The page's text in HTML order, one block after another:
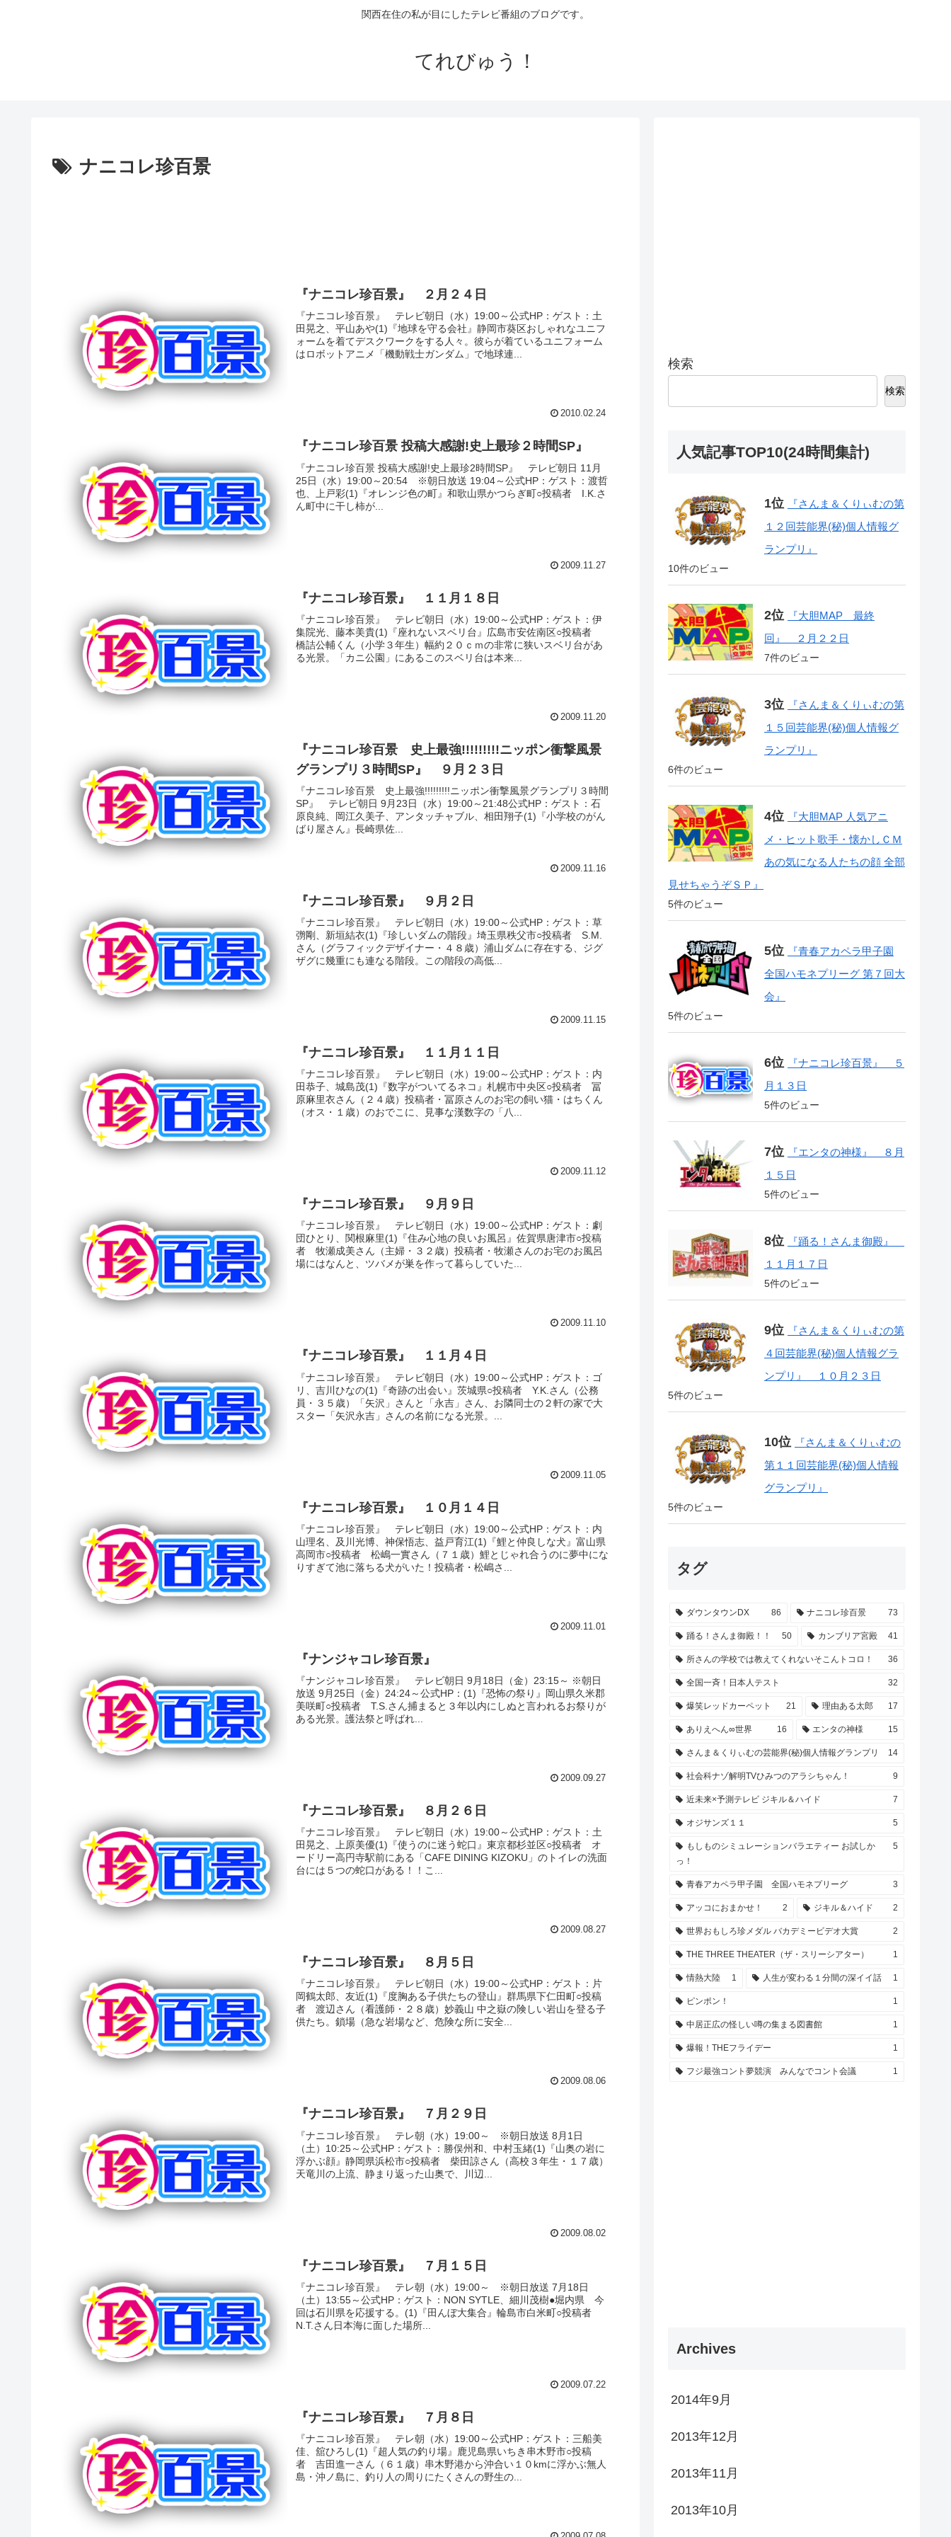
関西在住の私が目にしたテレビ番組のブログです。
てれびゅう！
ナニコレ珍百景
『ナニコレ珍百景』 ２月２４日
『ナニコレ珍百景』 テレビ朝日（水）19:00～公式HP：ゲスト：土
田晃之、平山あや(1)『地球を守る会社』静岡市葵区おしゃれなユニフ
ォームを着てデスクワークをする人々。彼らが着ているユニフォーム
はロボットアニメ「機動戦士ガンダム」で地球連...
2010.02.24
『ナニコレ珍百景 投稿大感謝!史上最珍２時間SP』
『ナニコレ珍百景 投稿大感謝!史上最珍2時間SP』 テレビ朝日 11月
25日（水）19:00～20:54 ※朝日放送 19:04～公式HP：ゲスト：渡哲
也、上戸彩(1)『オレンジ色の町』和歌山県かつらぎ町○投稿者 I.K.さ
ん町中に干し柿が...
2009.11.27
『ナニコレ珍百景』 １１月１８日
『ナニコレ珍百景』 テレビ朝日（水）19:00～公式HP：ゲスト：伊
集院光、藤本美貴(1)『座れないスベリ台』広島市安佐南区○投稿者
橋詰公輔くん（小学３年生）幅約２０ｃｍの非常に狭いスベリ台があ
る光景。「カニ公園」にあるこのスベリ台は本来...
2009.11.20
『ナニコレ珍百景 史上最強!!!!!!!!!ニッポン衝撃風景
グランプリ３時間SP』 ９月２３日
『ナニコレ珍百景 史上最強!!!!!!!!!ニッポン衝撃風景グランプリ３時間
SP』 テレビ朝日 9月23日（水）19:00～21:48公式HP：ゲスト：石
原良純、岡江久美子、アンタッチャブル、相田翔子(1)『小学校のがん
ばり屋さん』長崎県佐...
2009.11.16
『ナニコレ珍百景』 ９月２日
『ナニコレ珍百景』 テレビ朝日（水）19:00～公式HP：ゲスト：草
彅剛、新垣結衣(1)『珍しいダムの階段』埼玉県秩父市○投稿者 S.M.
さん（グラフィックデザイナー・４８歳）浦山ダムに存在する、ジグ
ザグに幾重にも連なる階段。この階段の高低...
2009.11.15
『ナニコレ珍百景』 １１月１１日
『ナニコレ珍百景』 テレビ朝日（水）19:00～公式HP：ゲスト：内
田恭子、城島茂(1)『数字がついてるネコ』札幌市中央区○投稿者 冨
原麻里衣さん（２４歳）投稿者・冨原さんのお宅の飼い猫・はちくん
（オス・１歳）のおでこに、見事な漢数字の「八...
2009.11.12
『ナニコレ珍百景』 ９月９日
『ナニコレ珍百景』 テレビ朝日（水）19:00～公式HP：ゲスト：劇
団ひとり、関根麻里(1)『住み心地の良いお風呂』佐賀県唐津市○投稿
者 牧瀬成美さん（主婦・３２歳）投稿者・牧瀬さんのお宅のお風呂
場にはなんと、ツバメが巣を作って暮らしていた...
2009.11.10
『ナニコレ珍百景』 １１月４日
『ナニコレ珍百景』 テレビ朝日（水）19:00～公式HP：ゲスト：ゴ
リ、吉川ひなの(1)『奇跡の出会い』茨城県○投稿者 Y.K.さん（公務
員・３５歳）「矢沢」さんと「永吉」さん、お隣同士の２軒の家で大
スター「矢沢永吉」さんの名前になる光景。...
2009.11.05
『ナニコレ珍百景』 １０月１４日
『ナニコレ珍百景』 テレビ朝日（水）19:00～公式HP：ゲスト：内
山理名、及川光博、神保悟志、益戸育江(1)『鯉と仲良しな犬』富山県
高岡市○投稿者 松嶋一實さん（７１歳）鯉とじゃれ合うのに夢中にな
りすぎて池に落ちる犬がいた！投稿者・松嶋さ...
2009.11.01
『ナンジャコレ珍百景』
『ナンジャコレ珍百景』 テレビ朝日 9月18日（金）23:15～ ※朝日
放送 9月25日（金）24:24～公式HP：(1)『恐怖の祭り』岡山県久米郡
美咲町○投稿者 T.S.さん捕まると３年以内にしぬと言われるお祭りが
ある光景。護法祭と呼ばれ...
2009.09.27
『ナニコレ珍百景』 ８月２６日
『ナニコレ珍百景』 テレビ朝日（水）19:00～公式HP：ゲスト：土
田晃之、上原美優(1)『使うのに迷う蛇口』東京都杉並区○投稿者 オ
ードリー高円寺駅前にある「CAFE DINING KIZOKU」のトイレの洗面
台には５つの蛇口がある！！こ...
2009.08.27
『ナニコレ珍百景』 ８月５日
『ナニコレ珍百景』 テレビ朝日（水）19:00～公式HP：ゲスト：片
岡鶴太郎、友近(1)『度胸ある子供たちの登山』群馬県下仁田町○投稿
者 渡辺さん（看護師・２８歳）妙義山 中之嶽の険しい岩山を登る子
供たち。鎖場（急な岩場など、危険な所に安全...
2009.08.06
『ナニコレ珍百景』 ７月２９日
『ナニコレ珍百景』 テレ朝（水）19:00～ ※朝日放送 8月1日
（土）10:25～公式HP：ゲスト：勝俣州和、中村玉緒(1)『山奥の岩に
浮かぶ顔』静岡県浜松市○投稿者 柴田諒さん（高校３年生・１７歳）
天竜川の上流、静まり返った山奥で、川辺...
2009.08.02
『ナニコレ珍百景』 ７月１５日
『ナニコレ珍百景』 テレ朝（水）19:00～ ※朝日放送 7月18日
（土）13:55～公式HP：ゲスト：NON SYTLE、細川茂樹●堀内県 今
回は石川県を応援する。(1)『田んぼ大集合』輪島市白米町○投稿者
N.T.さん日本海に面した場所...
2009.07.22
『ナニコレ珍百景』 ７月８日
『ナニコレ珍百景』 テレ朝（水）19:00～公式HP：ゲスト：三船美
佳、舘ひろし(1)『超人気の釣り場』鹿児島県いちき串木野市○投稿
者 吉田進一さん（６１歳）串木野港から沖合い１０kmに浮かぶ無人
島・沖ノ島に、釣り人の周りにたくさんの野生の...
検索
検索
人気記事TOP10(24時間集計)
『さんま＆くりぃむの第
１２回芸能界(秘)個人情報グ
ランプリ』
10件のビュー
『大胆MAP 最終
回』 ２月２２日
7件のビュー
『さんま＆くりぃむの第
１５回芸能界(秘)個人情報グ
ランプリ』
6件のビュー
『大胆MAP 人気アニ
メ・ヒット歌手・懐かしＣＭ
あの気になる人たちの顔 全部
見せちゃうぞＳＰ』
5件のビュー
『青春アカペラ甲子園
全国ハモネプリーグ 第７回大
会』
5件のビュー
『ナニコレ珍百景』 ５
月１３日
5件のビュー
『エンタの神様』 ８月
１５日
5件のビュー
『踊る！さんま御殿』
１１月１７日
5件のビュー
『さんま＆くりぃむの第
４回芸能界(秘)個人情報グラ
ンプリ』 １０月２３日
5件のビュー
『さんま＆くりぃむの
第１１回芸能界(秘)個人情報
グランプリ』
5件のビュー
タグ
ダウンタウンDX 86 ナニコレ珍百景 73
踊る！さんま御殿！！ 50 カンブリア宮殿 41
所さんの学校では教えてくれないそこんトコロ！ 36
全国一斉！日本人テスト 32
爆笑レッドカーペット 21 理由ある太郎 17
ありえへん∞世界 16 エンタの神様 15
さんま＆くりぃむの芸能界(秘)個人情報グランプリ 14
社会科ナゾ解明TVひみつのアラシちゃん！ 9
近未来×予測テレビ ジキル＆ハイド 7
オジサンズ１１ 5
もしものシミュレーションバラエティー お試しか
っ！
5
青春アカペラ甲子園 全国ハモネプリーグ 3
アッコにおまかせ！ 2 ジキル＆ハイド 2
世界おもしろ珍メダル バカデミービデオ大賞 2
THE THREE THEATER（ザ・スリーシアター） 1
情熱大陸 1 人生が変わる１分間の深イイ話 1
ピンポン！ 1
中居正広の怪しい噂の集まる図書館 1
爆報！THEフライデー 1
フジ最強コント夢競演 みんなでコント会議 1
Archives
2014年9月
2013年12月
2013年11月
2013年10月